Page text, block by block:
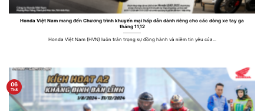
Honda Việt Nam mang đến Chương trình khuyến mại hấp dẫn dành riêng cho các dòng xe tay ga
tháng 11,12
Honda Việt Nam (HVN) luôn trân trọng sự đồng hành và niềm tin yêu của...
06
Th8